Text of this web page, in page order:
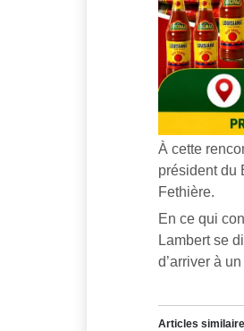
À cette
président du
Fethière.
En ce qui
Lambert se
d’arriver à
Articles